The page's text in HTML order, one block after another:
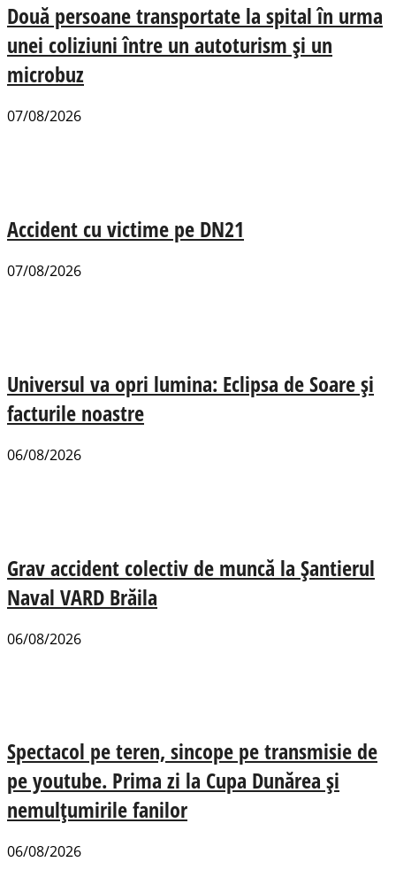
Două persoane transportate la spital în urma
unei coliziuni între un autoturism și un
microbuz
07/08/2026
Accident cu victime pe DN21
07/08/2026
Universul va opri lumina: Eclipsa de Soare și
facturile noastre
06/08/2026
Grav accident colectiv de muncă la Șantierul
Naval VARD Brăila
06/08/2026
Spectacol pe teren, sincope pe transmisie de
pe youtube. Prima zi la Cupa Dunărea și
nemulțumirile fanilor
06/08/2026